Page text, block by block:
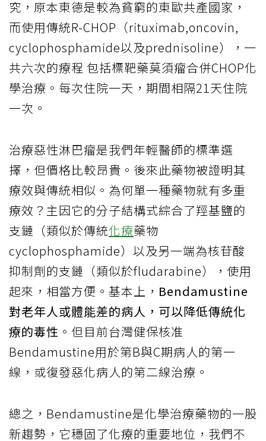
究，原本東德是較為貧窮的東歐共產國家，
而使用傳統R-CHOP（rituximab,oncovin,
cyclophosphamide以及prednisoline），一
共六次的療程 包括標靶藥莫須瘤合併CHOP化
學治療。每次住院一天，期間相隔21天住院
一次。
治療惡性淋巴瘤是我們年輕醫師的標準選
擇，但價格比較昂貴。後來此藥物被證明其
療效與傳統相似。為何單一種藥物就有多重
療效？主因它的分子結構式綜合了羥基鹽的
支鏈（類似於傳統化療藥物
cyclophosphamide）以及另一端為核苷酸
抑制劑的支鏈（類似於fludarabine），使用
起來，相當方便。基本上， Bendamustine
對老年人或體能差的病人，可以降低傳統化
療的毒性 。但目前台灣健保核准
Bendamustine用於第B與C期病人的第一
線，或復發惡化病人的第二線治療。
總之，Bendamustine是化學治療藥物的一股
新趨勢，它穩固了化療的重要地位，我們不